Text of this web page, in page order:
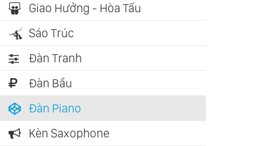
Giao Hưởng - Hòa Tấu
Sáo Trúc
Đàn Tranh
Đàn Bầu
Đàn Piano
Kèn Saxophone